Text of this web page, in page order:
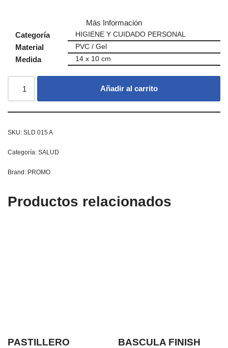
Más Información
Categoría
HIGIENE Y CUIDADO PERSONAL
Material PVC / Gel
Medida 14 x 10 cm
Añadir al carrito
SKU: SLD 015 A
Categoría: SALUD
Brand: PROMO
Productos relacionados
PASTILLERO
BASCULA FINISH